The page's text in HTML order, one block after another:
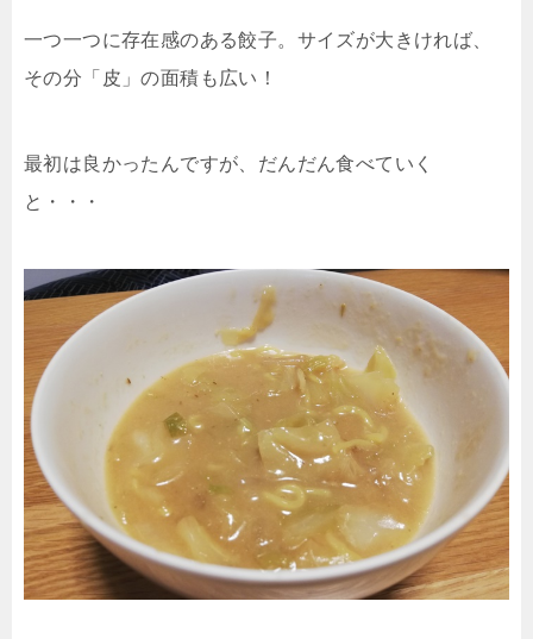
一つ一つに存在感のある餃子。サイズが大きければ、
その分「皮」の面積も広い！
最初は良かったんですが、だんだん食べていく
と・・・